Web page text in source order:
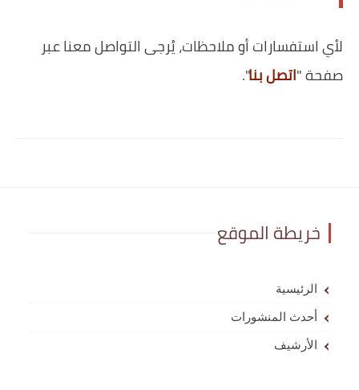
لأي استفسارات أو ملاحظات، يُرجى التواصل معنا عبر
صفحة "اتصل بنا".
خريطة الموقع
الرئيسية
أحدث المنشورات
الأرشيف